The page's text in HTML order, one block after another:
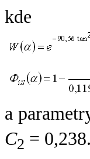
kde
a
C2 = 0,238.